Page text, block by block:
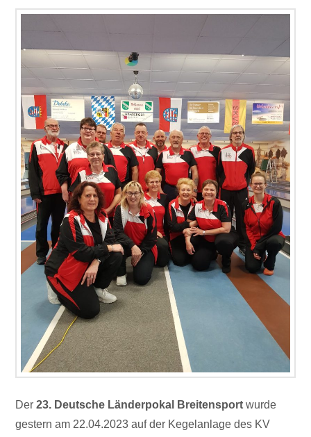
Der23. Deutsche Länderpokal Breitensport wurde
gestern am 22.04.2023 auf der Kegelanlage des KV